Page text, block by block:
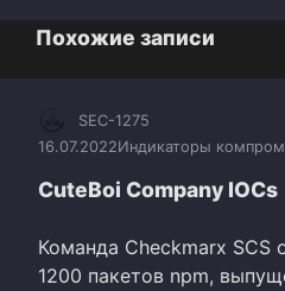
Похожие записи
SEC-1275
16.07.2022Индикаторы
CuteBoi Company IOCs
Команда Checkmarx SCS
1200 пакетов npm,